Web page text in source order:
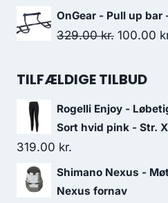
price
was:
price
is:
OnGear - Pull up
329.00kr. Original
was:
100.00
TILFÆLDIGE TILBUD
Rogelli Enjoy -
Sort hvid pink - Str.
319.00 kr.
Shimano Nexus -
Nexus fornav